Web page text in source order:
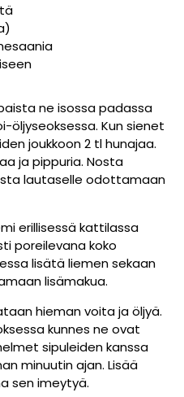
ne isossa padassa
öljyseoksessa. Kun sienet
joukkoon 2 tl hunajaa.
ja pippuria. Nosta
lautaselle odottamaan
erillisessä kattilassa
poreilevana koko
lisätä liemen sekaan
lisämakua.
hieman voita ja öljyä.
kunnes ne ovat
sipuleiden kanssa
minuutin ajan. Lisää
sen imeytyä.